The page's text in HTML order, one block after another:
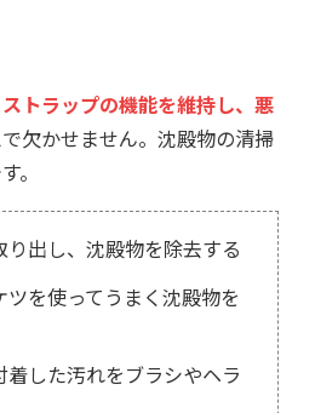
トラップの機能を維持し、悪
欠かせません。沈殿物の清掃
。
り出し、沈殿物を除去する
ツを使ってうまく沈殿物を
着した汚れをブラシやヘラ